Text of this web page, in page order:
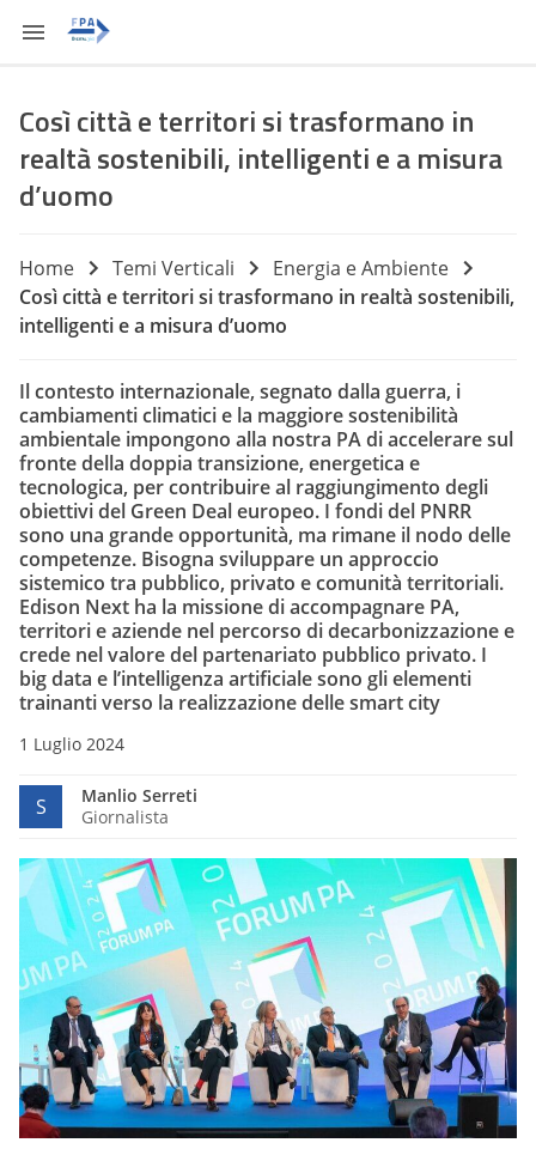
Così città e territori si trasformano in
realtà sostenibili, intelligenti e a misura
d’uomo
Home Temi Verticali
Energia e Ambiente
Così città e territori si trasformano in realtà sostenibili,
intelligenti e a misura d’uomo
Il contesto internazionale, segnato dalla guerra, i
cambiamenti climatici e la maggiore sostenibilità
ambientale impongono alla nostra PA di accelerare sul
fronte della doppia transizione, energetica e
tecnologica, per contribuire al raggiungimento degli
obiettivi del Green Deal europeo. I fondi del PNRR
sono una grande opportunità, ma rimane il nodo delle
competenze. Bisogna sviluppare un approccio
sistemico tra pubblico, privato e comunità territoriali.
Edison Next ha la missione di accompagnare PA,
territori e aziende nel percorso di decarbonizzazione e
crede nel valore del partenariato pubblico privato. I
big data e l’intelligenza artificiale sono gli elementi
trainanti verso la realizzazione delle smart city
1 Luglio 2024
S
Manlio Serreti
Giornalista